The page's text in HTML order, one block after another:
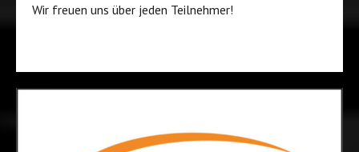
Wir freuen uns über jeden Teilnehmer!